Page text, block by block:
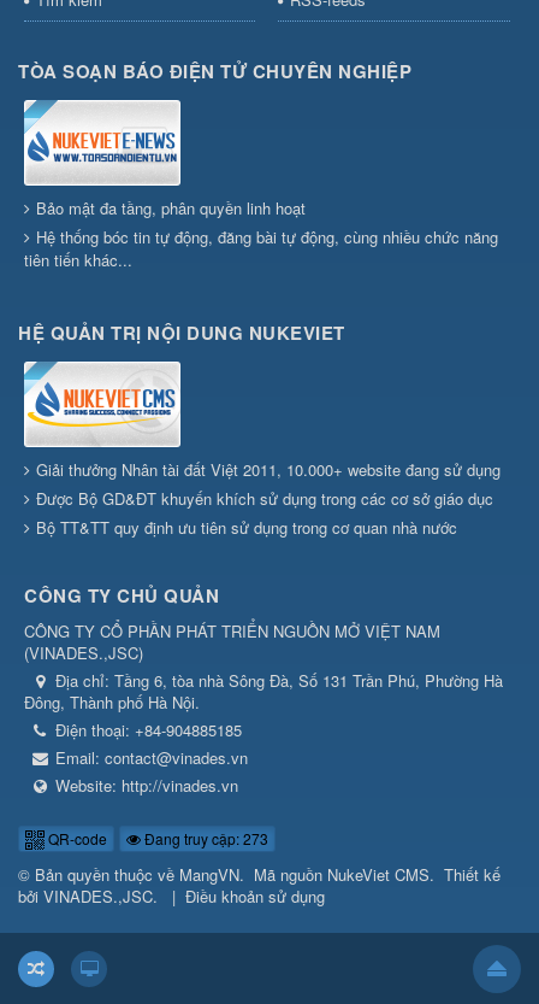
TÒA SOẠN BÁO ĐIỆN TỬ CHUYÊN NGHIỆP
Bảo mật đa tầng, phân quyền linh hoạt
Hệ thống bóc tin tự động, đăng bài tự động, cùng nhiều chức năng
tiên tiến khác...
HỆ QUẢN TRỊ NỘI DUNG NUKEVIET
Giải thưởng Nhân tài đất Việt 2011, 10.000+ website đang sử dụng
Được Bộ GD&ĐT khuyến khích sử dụng trong các cơ sở giáo dục
Bộ TT&TT quy định ưu tiên sử dụng trong cơ quan nhà nước
CÔNG TY CHỦ QUẢN
CÔNG TY CỔ PHẦN PHÁT TRIỂN NGUỒN MỞ VIỆT NAM
(VINADES.,JSC)
Địa chỉ: Tầng 6, tòa nhà Sông Đà, Số 131 Trần Phú, Phường Hà
Đông, Thành phố Hà Nội.
Điện thoại: +84-904885185
Email: contact@vinades.vn
Website: http://vinades.vn
QR-code Đang truy cập: 273
© Bản quyền thuộc về MangVN. Mã nguồn NukeViet CMS. Thiết kế
bởi VINADES.,JSC. | Điều khoản sử dụng